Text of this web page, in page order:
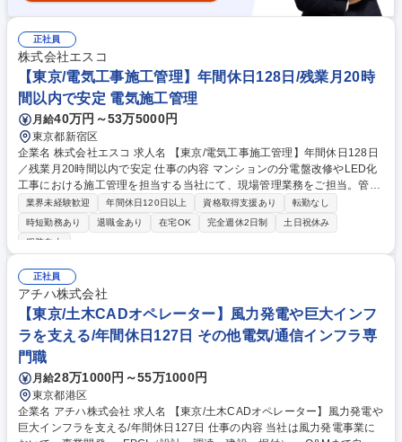
正社員
株式会社エスコ
【東京/電気工事施工管理】年間休日128日/残業月20時
間以内で安定 電気施工管理
月給40万円～53万5000円
東京都新宿区
企業名 株式会社エスコ 求人名 【東京/電気工事施工管理】年間休日128日
／残業月20時間以内で安定 仕事の内容 マンションの分電盤改修やLED化
工事における施工管理を担当する当社にて、現場管理業務をご担当。管理
会社様を顧客とし、1件あたり1～2日で完了する案件を中心に行程・品
質・安全の管理を行います。現場での円滑 なコミュニケーションを通じ
て、住まいの安全と省エネ化を支える役割です《詳細》■工程管理 ■品質
等。現場は基本的に1～2日で完了するため、短期スパンで達成感を味わえ
ます。【仕事の魅力】残業は月20時間以内と少なく、ワークライフバラン
スを保ちながら専門性を磨けます。教育体制も整っており、着実にスキル
アップできる環境です。 募集職種 【東京/電気工事施工管理】年間休日12
8日／残業月20時間以内で安定
業界未経験歓迎 年間休日120日以上 資格取得支援あり
転勤なし
時短勤務あり
退職金あり 在宅OK 完全週休2日制
土日祝休み
服装自由
正社員
アチハ株式会社
【東京/土木CADオペレーター】風力発電や巨大インフ
ラを支える/年間休日127日 その他電気/通信インフラ専
門職
月給28万1000円～55万1000円
東京都港区
企業名 アチハ株式会社 求人名 【東京/土木CADオペレーター】風力発電や
巨大インフラを支える/年間休日127日 仕事の内容 当社は風力発電事業に